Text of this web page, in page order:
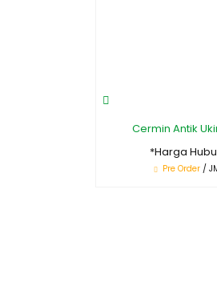
Cermin Antik
*Harga
Pre Order /